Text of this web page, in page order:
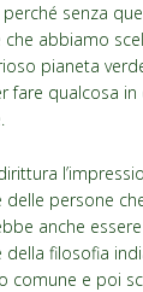
senza
che abbiamo
pianeta
fare qualcosa
delle persone
anche
della filosofia
comune e poi